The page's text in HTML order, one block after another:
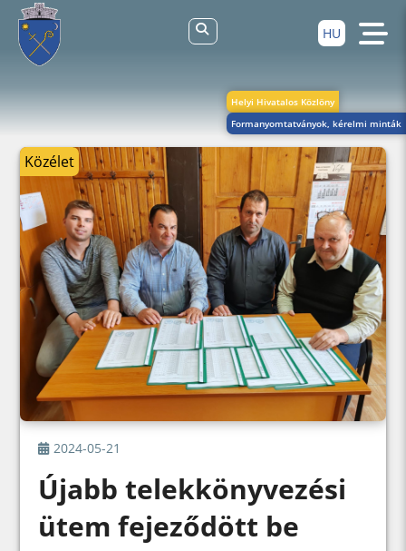
HU
Helyi Hivatalos Közlöny
Formanyomtatványok, kérelmi minták
Közélet
2024-05-21
Újabb telekkönyvezési
ütem fejeződött be